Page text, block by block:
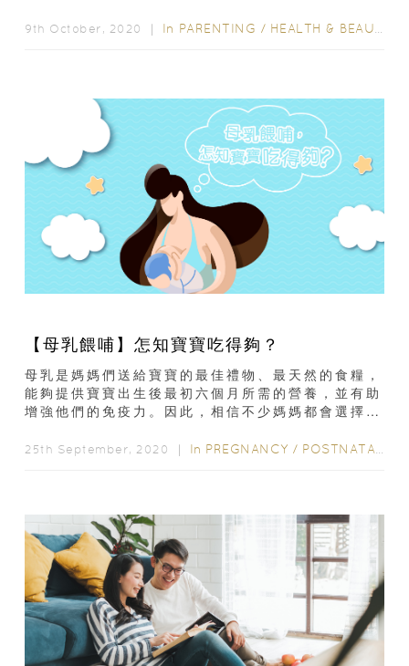
9th October, 2020 ｜ In PARENTING / HEALTH & BEAUTY
【母乳餵哺】怎知寶寶吃得夠？
母乳是媽媽們送給寶寶的最佳禮物、最天然的食糧，
能夠提供寶寶出生後最初六個月所需的營養，並有助
增強他們的免疫力。因此，相信不少媽媽都會選擇以
常糾結...
25th September, 2020 ｜ In PREGNANCY / POSTNATAL CARE